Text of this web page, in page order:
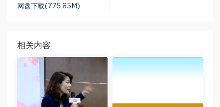
网盘下载(775.85M)
相关内容